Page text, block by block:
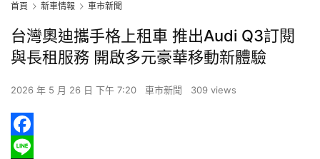
首頁 新車情報 車市新聞
台灣奧迪攜手格上租車 推出Audi Q3訂閱
與長租服務 開啟多元豪華移動新體驗
2026 年 5 月 26 日 下午 7:20 車市新聞 309 views
F